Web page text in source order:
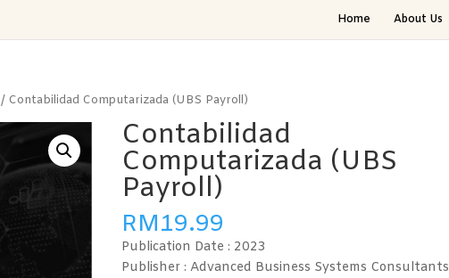
Home About Us
/ Contabilidad Computarizada (UBS Payroll)
Contabilidad
Computarizada (UBS
Payroll)
RM19.99
Publication Date : 2023
Publisher : Advanced Business Systems Consultants